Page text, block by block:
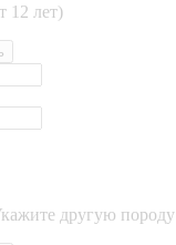
12 лет)
другую породу